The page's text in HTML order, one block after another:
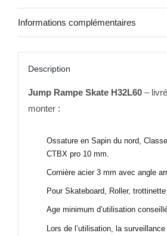
Informations complémentaires
Description
Jump Rampe Skate H32L60 –
monter :
Ossature en Sapin du nord,
CTBX pro 10 mm.
Cornière acier 3 mm avec angle
Pour Skateboard, Roller,
Age minimum d’utilisation
Lors de l’utilisation, la